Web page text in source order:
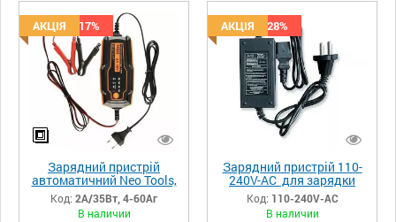
Скидка -17%
АКЦІЯ
Зарядний пристрій
автоматичний Neo Tools,
2А/35Вт, 4-60Аг
Код: 2А/35Вт, 4-60Аг
В наличии
Скидка -28%
АКЦІЯ
Зарядний пристрій 110-
240V-АС для зарядки
акумуляторних батарей
12V до 8 Аh оприскувачів
Код: 110-240V-АС
В наличии